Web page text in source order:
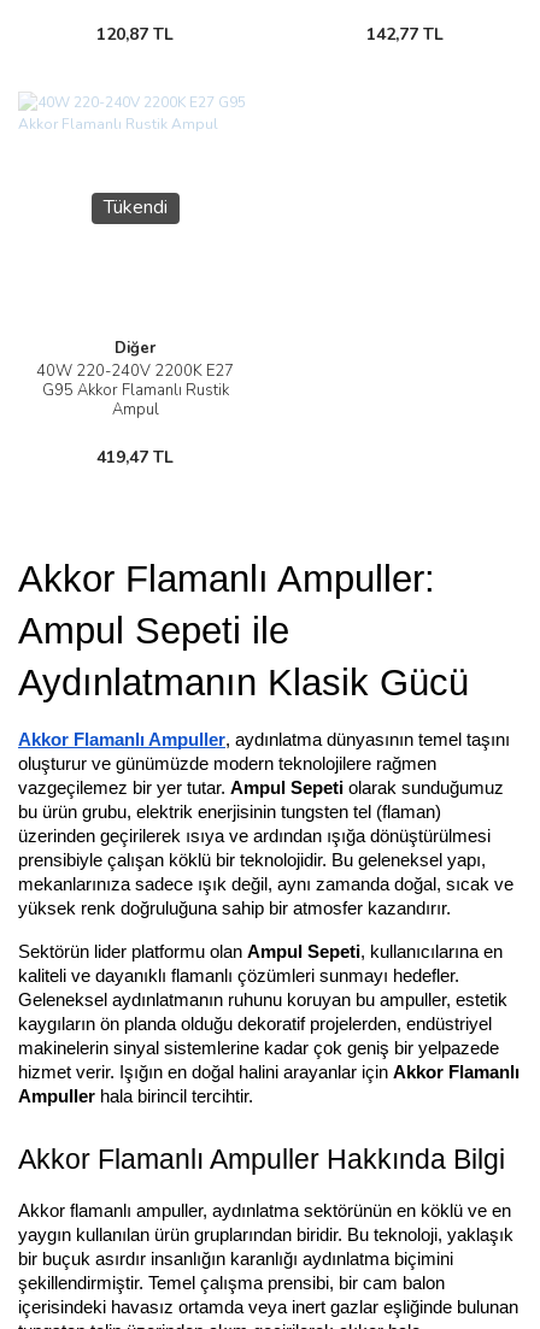
120,87 TL 142,77 TL
Tükendi
Diğer
40W 220-240V 2200K E27
G95 Akkor Flamanlı Rustik
Ampul
419,47 TL
Akkor Flamanlı Ampuller:
Ampul Sepeti ile
Aydınlatmanın Klasik Gücü
Akkor Flamanlı Ampuller, aydınlatma dünyasının temel taşını
oluşturur ve günümüzde modern teknolojilere rağmen
vazgeçilemez bir yer tutar. Ampul Sepeti olarak sunduğumuz
bu ürün grubu, elektrik enerjisinin tungsten tel (flaman)
üzerinden geçirilerek ısıya ve ardından ışığa dönüştürülmesi
prensibiyle çalışan köklü bir teknolojidir. Bu geleneksel yapı,
mekanlarınıza sadece ışık değil, aynı zamanda doğal, sıcak ve
yüksek renk doğruluğuna sahip bir atmosfer kazandırır.
Sektörün lider platformu olan Ampul Sepeti, kullanıcılarına en
kaliteli ve dayanıklı flamanlı çözümleri sunmayı hedefler.
Geleneksel aydınlatmanın ruhunu koruyan bu ampuller, estetik
kaygıların ön planda olduğu dekoratif projelerden, endüstriyel
makinelerin sinyal sistemlerine kadar çok geniş bir yelpazede
hizmet verir. Işığın en doğal halini arayanlar için Akkor Flamanlı
Ampuller hala birincil tercihtir.
Akkor Flamanlı Ampuller Hakkında Bilgi
Akkor flamanlı ampuller, aydınlatma sektörünün en köklü ve en
yaygın kullanılan ürün gruplarından biridir. Bu teknoloji, yaklaşık
bir buçuk asırdır insanlığın karanlığı aydınlatma biçimini
şekillendirmiştir. Temel çalışma prensibi, bir cam balon
içerisindeki havasız ortamda veya inert gazlar eşliğinde bulunan